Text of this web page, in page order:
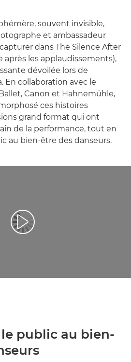
souvent invisible,
et ambassadeur
dans The Silence After
après les applaudissements),
dévoilée lors de
En collaboration avec le
Canon et Hahnemühle,
ces histoires
grand format qui ont
de la performance, tout en
au bien-être des danseurs.
Lancer la vidéo
public au bien-